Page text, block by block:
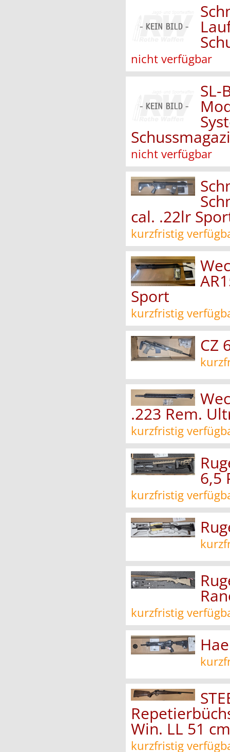
nicht verfügbar
SL-
nicht verfügbar
cal. .22lr
kurzfristig
Sport
kurzfristig
CZ
.223 Rem.
kurzfristig
6,5
kurzfristig
kurzfristig
Win. LL 51 cm
kurzfristig